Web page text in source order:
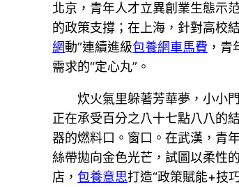
北京，青年人才立異創業生態示
的政策支撐；在上海，針對高校
網動”連續進級包養網車馬費 ，青
需求的“定心丸”。
炊火氣里躲著芳華夢，小小
正在承受百分之八十七點八八的
器的燃料口。窗口。在武漢，青
絲帶拋向金色光芒，試圖以柔性
店，包養意思打造“政策賦能+技